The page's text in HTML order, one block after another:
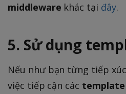
middleware khác tại đây.
5. Sử dụng
Nếu như bạn từng tiếp
việc tiếp cận các template